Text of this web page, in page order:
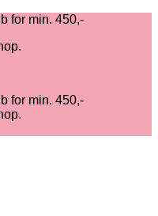
for min. 450,-
for min. 450,-